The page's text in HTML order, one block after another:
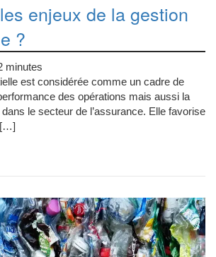
enjeux de la gestion
?
minutes
est considérée comme un cadre de
des opérations mais aussi la
le secteur de l’assurance. Elle favorise
[…]